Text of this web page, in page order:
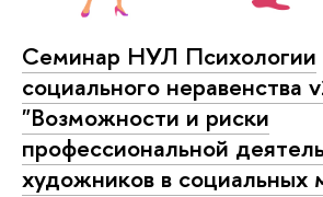
Cеминар НУЛ Психологии
социального неравенства
"Возможности и риски
профессиональной
художников в социальных